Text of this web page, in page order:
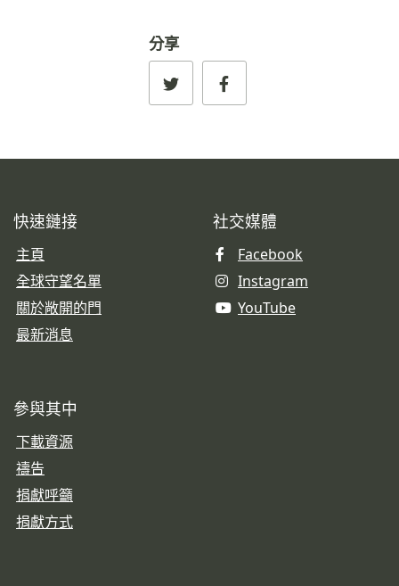
分享
快速鏈接
主頁
全球守望名單
關於敞開的門
最新消息
社交媒體
Facebook
Instagram
YouTube
參與其中
下載資源
禱告
捐獻呼籲
捐獻方式